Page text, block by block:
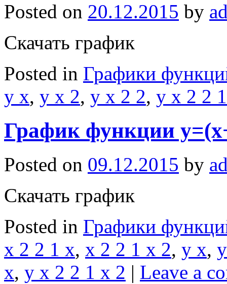
Posted on 20.12.2015 by
Скачать график
Posted in Графики
y x, y x 2, y x 2 2, y x 2 2 1
График функции
Posted on 09.12.2015 by
Скачать график
Posted in Графики
x 2 2 1 x, x 2 2 1 x 2, y x,
x, y x 2 2 1 x 2 | Leave a